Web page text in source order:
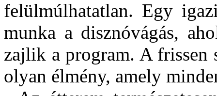
felülmúlhatatlan. Egy
munka a disznóvágás,
zajlik a program. A frissen
olyan élmény, amely